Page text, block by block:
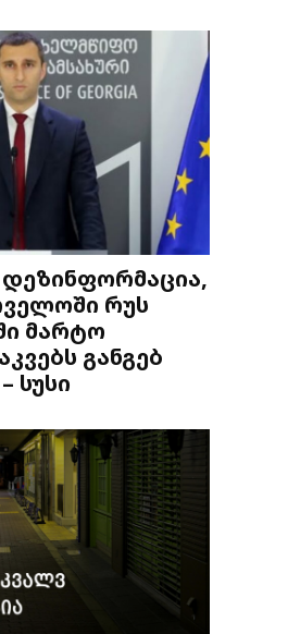
რუს
მარტო
განგებ
სუსი